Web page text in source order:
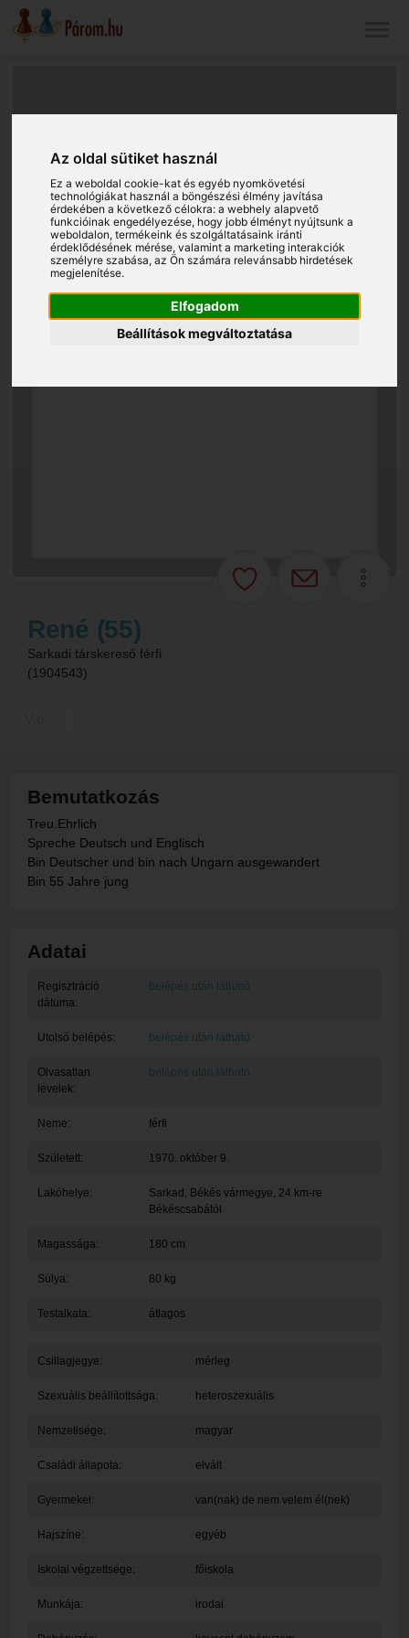
Az oldal sütiket használ
Ez a weboldal cookie-kat és egyéb nyomkövetési
technológiákat használ a böngészési élmény javítása
érdekében a következő célokra:a webhely alapvető
funkcióinak engedélyezése, hogy jobb élményt nyújtsunk a
weboldalon,termékeink és szolgáltatásaink iránti
érdeklődésének mérése, valamint a marketing interakciók
személyre szabása,az Ön számára relevánsabb hirdetések
megjelenítése.
Elfogadom
Beállítások megváltoztatása
René (55)
Sarkadi társkereső férfi
(1904543)
Bemutatkozás
Treu.Ehrlich
Spreche Deutsch und Englisch
Bin Deutscher und bin nach Ungarn ausgewandert
Bin 55 Jahre jung
Adatai
Regisztráció
dátuma:
belépés után látható
Utolsó belépés: belépés után látható
Olvasatlan
levelek:
belépés után látható
Neme: férfi
Született: 1970. október 9.
Lakóhelye: Sarkad , Békés vármegye, 24 km-re
Békéscsabától
Magassága: 180 cm
Súlya: 80 kg
Testalkata: átlagos
Csillagjegye: mérleg
Szexuális beállítottsága: heteroszexuális
Nemzetisége: magyar
Családi állapota: elvált
Gyermekei: van(nak) de nem velem él(nek)
Hajszíne: egyéb
Iskolai végzettsége: főiskola
Munkája: irodai